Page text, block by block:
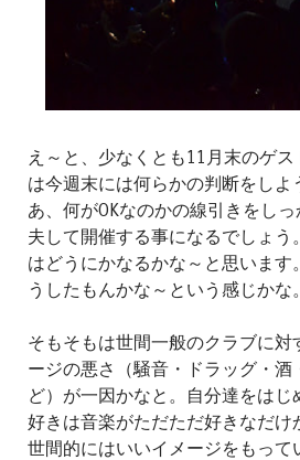
え～と、少なくとも11月末のゲ
は今週末には何らかの判断をしよ
あ、何がOKなのかの線引きをし
夫して開催する事になるでしょう
はどうにかなるかな～と思います
うしたもんかな～という感じかな。
そもそもは世間一般のクラブに対
ージの悪さ（騒音・ドラッグ・酒
ど）が一因かなと。自分達をは
好きは音楽がただただ好きなだけ
世間的にはいいイメージをもって